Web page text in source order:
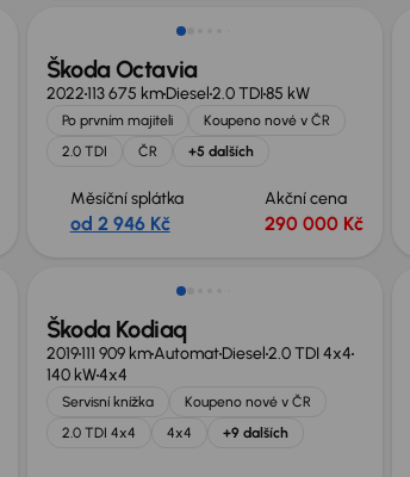
Škoda Octavia
2022113 675 kmDiesel2.0 TDI85 kW
Po prvním majiteli
Koupeno nové v ČR
2.0 TDI
ČR +5 dalších
Měsíční splátka
od 2 946 Kč
Akční cena
290 000 Kč
Zlevněno o 80 000 Kč
Škoda Kodiaq
2019111 909 kmAutomatDiesel2.0 TDI 4x4
140 kW4x4
Servisní knížka
Koupeno nové v ČR
2.0 TDI 4x4
4x4 +9 dalších